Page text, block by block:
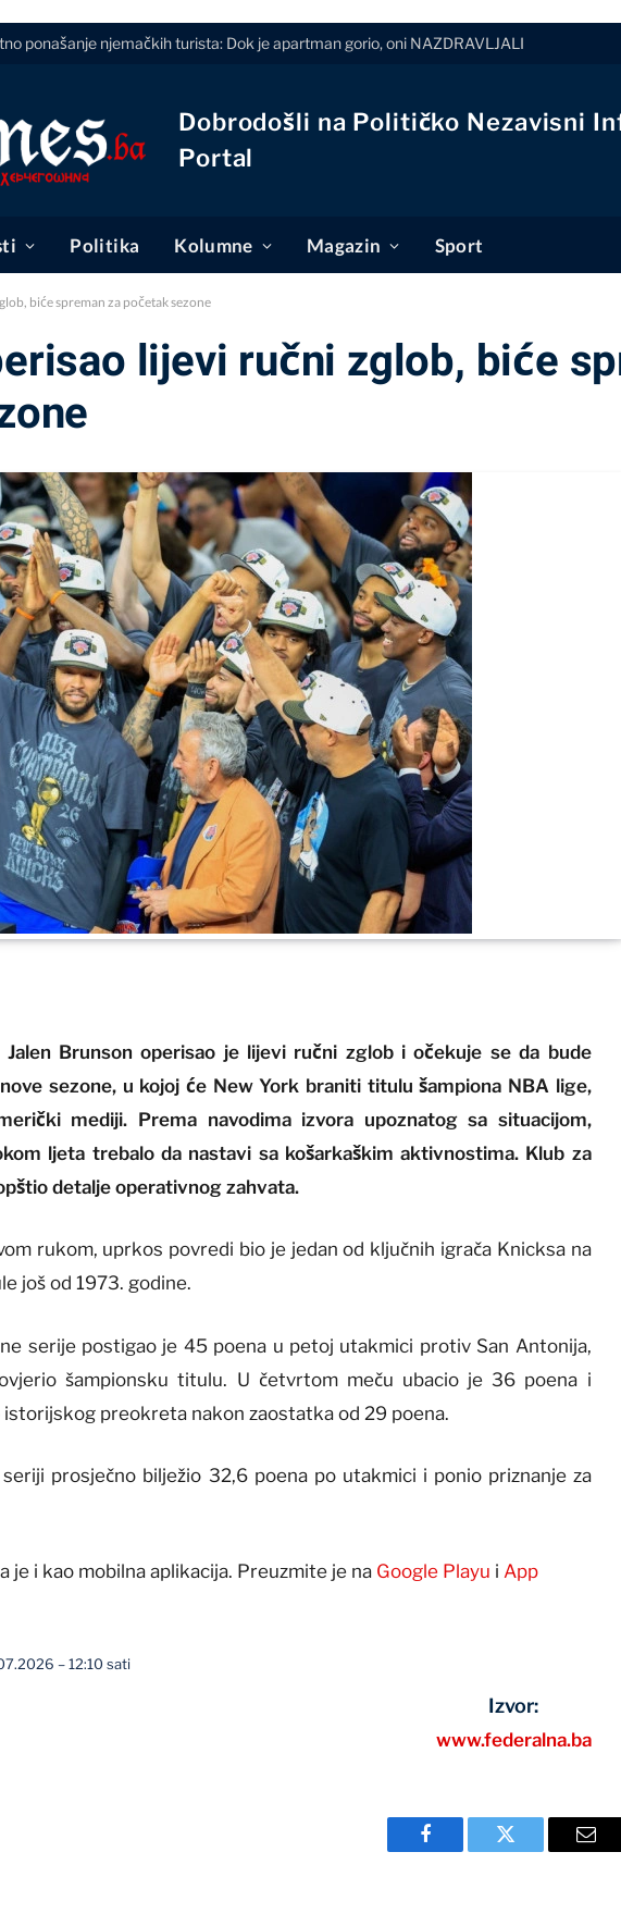
ponašanje njemačkih turista: Dok je apartman gorio, oni NAZDRAVLJALI
Dobrodošli na Političko Nezavisni
Portal
Politika Kolumne Magazin Sport
biće spreman za početak sezone
lijevi ručni zglob, biće
Jalen Brunson operisao je lijevi ručni zglob i očekuje se da bude
sezone, u kojoj će New York braniti titulu šampiona NBA lige,
mediji. Prema navodima izvora upoznatog sa situacijom,
ljeta trebalo da nastavi sa košarkaškim aktivnostima. Klub za
detalje operativnog zahvata.
rukom, uprkos povredi bio je jedan od ključnih igrača Knicksa na
još od 1973. godine.
serije postigao je 45 poena u petoj utakmici protiv San Antonija,
šampionsku titulu. U četvrtom meču ubacio je 36 poena i
preokreta nakon zaostatka od 29 poena.
prosječno bilježio 32,6 poena po utakmici i ponio priznanje za
je i kao mobilna aplikacija. Preuzmite je na Google Playu i App
– 12:10 sati
Izvor:
www.federalna.ba
Facebook Twitter